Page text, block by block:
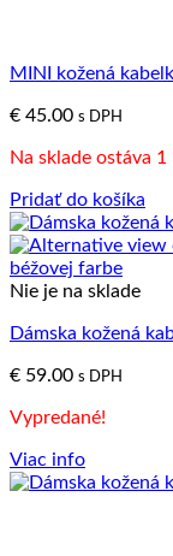
MINI kožená
€ 45.00 s DPH
Na sklade ostáva 1
Pridať do košíka
Nie je na sklade
Dámska kožená
€ 59.00 s DPH
Vypredané!
Viac info